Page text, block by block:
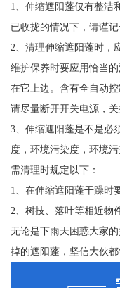
1、伸缩遮阳蓬仅有整洁
已收拢的情况下，请谨
2、清理伸缩遮阳蓬时，
维护保养时要应用恰当
在它上边。含有全自动
请尽量断开开关电源，关
3、伸缩遮阳蓬是不是必
度，环境污染度，环境污
需清理时规定以下：
1、在伸缩遮阳蓬干躁时
2、树技、落叶等相近物
无论是下雨天困惑大家
掉的遮阳蓬，坚信大伙都